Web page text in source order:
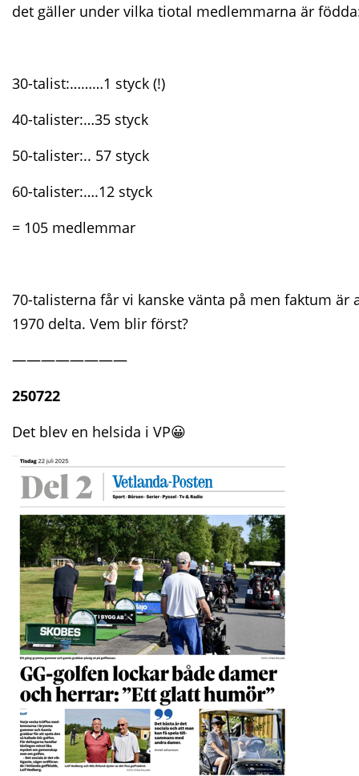
det gäller under vilka tiotal medlemmarna är
30-talist:………1 styck (!)
40-talister:…35 styck
50-talister:.. 57 styck
60-talister:….12 styck
= 105 medlemmar
70-talisterna får vi kanske vänta på men faktum
1970 delta. Vem blir först?
————————
250722
Det blev en helsida i VP😀